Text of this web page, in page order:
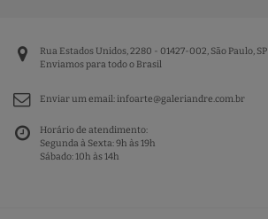
Rua Estados Unidos, 2280 - 01427-002, São Paulo, SP
Enviamos para todo o Brasil
Enviar um email:infoarte@galeriandre.com.br
Horário de atendimento:
Segunda à Sexta: 9h às 19h
Sábado: 10h às 14h